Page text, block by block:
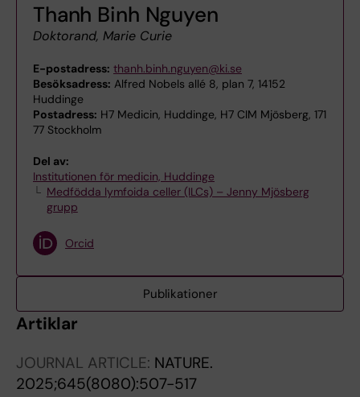
Thanh Binh Nguyen
Doktorand, Marie Curie
E-postadress: thanh.binh.nguyen@ki.se
Besöksadress: Alfred Nobels allé 8, plan 7, 14152
Huddinge
Postadress: H7 Medicin, Huddinge, H7 CIM Mjösberg, 171
77 Stockholm
Del av:
Institutionen för medicin, Huddinge
Medfödda lymfoida celler (ILCs) – Jenny Mjösberg
grupp
Orcid
Publikationer
Artiklar
JOURNAL ARTICLE: NATURE.
2025;645(8080):507-517